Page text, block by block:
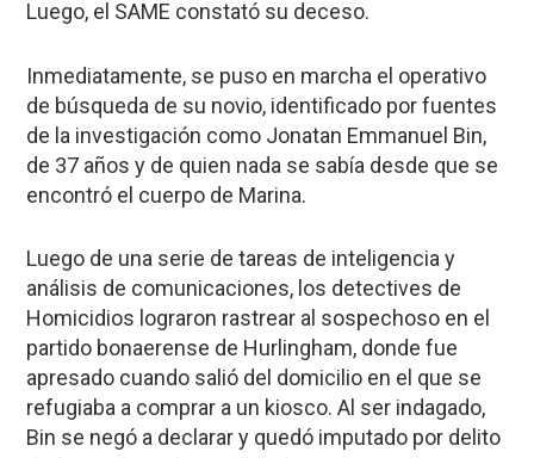
Luego, el SAME constató su deceso.
Inmediatamente, se puso en marcha el operativo
de búsqueda de su novio, identificado por fuentes
de la investigación como Jonatan Emmanuel Bin,
de 37 años y de quien nada se sabía desde que se
encontró el cuerpo de Marina.
Luego de una serie de tareas de inteligencia y
análisis de comunicaciones, los detectives de
Homicidios lograron rastrear al sospechoso en el
partido bonaerense de Hurlingham, donde fue
apresado cuando salió del domicilio en el que se
refugiaba a comprar a un kiosco. Al ser indagado,
Bin se negó a declarar y quedó imputado por delito